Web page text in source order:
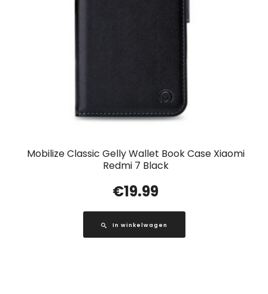
Mobilize Classic Gelly Wallet Book Case Xiaomi
Redmi 7 Black
€19.99
In winkelwagen